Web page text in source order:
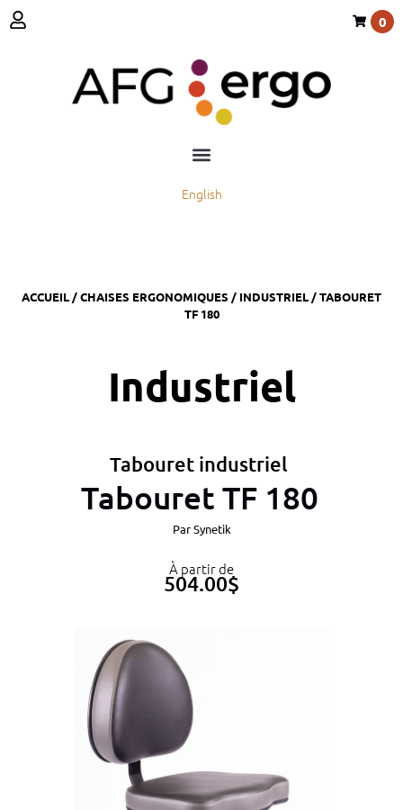
0
English
ACCUEIL /CHAISES ERGONOMIQUES / INDUSTRIEL / TABOURET
TF 180
Industriel
Tabouret industriel
Tabouret TF 180
ParSynetik
À partir de
504.00$